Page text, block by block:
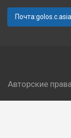
Авторские